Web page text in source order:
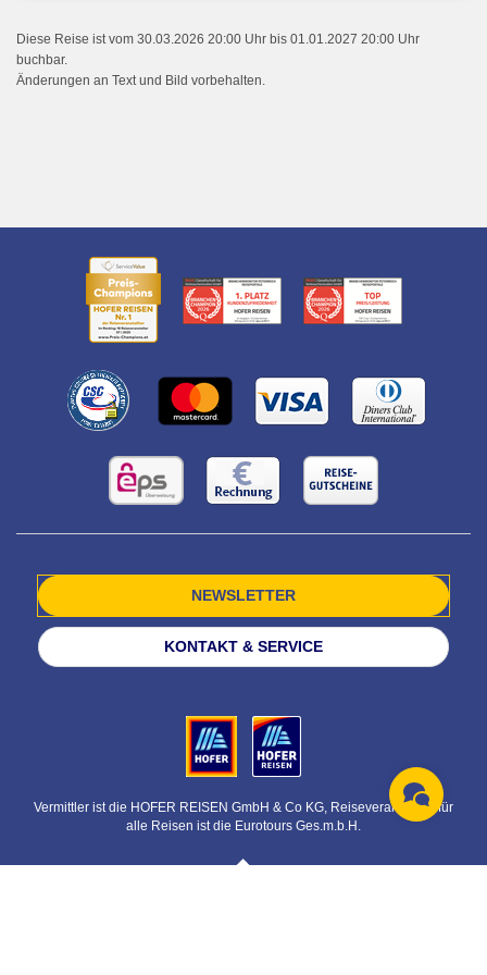
Diese Reise ist vom 30.03.2026 20:00 Uhr bis 01.01.2027 20:00 Uhr
buchbar.
Änderungen an Text und Bild vorbehalten.
NEWSLETTER
KONTAKT & SERVICE
Vermittler ist die HOFER REISEN GmbH & Co KG, Reiseveranstalter für
alle Reisen ist die Eurotours Ges.m.b.H.